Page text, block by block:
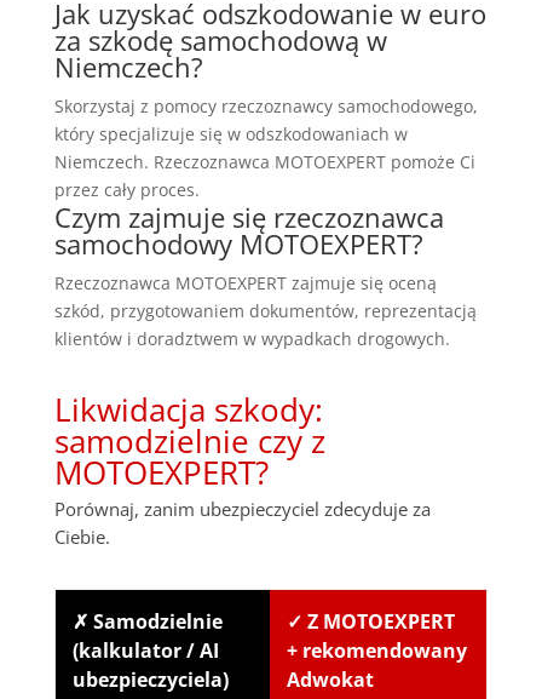
Jak uzyskać odszkodowanie w euro
za szkodę samochodową w
Niemczech?
Skorzystaj z pomocy rzeczoznawcy samochodowego,
który specjalizuje się w odszkodowaniach w
Niemczech. Rzeczoznawca MOTOEXPERT pomoże Ci
przez cały proces.
Czym zajmuje się rzeczoznawca
samochodowy MOTOEXPERT?
Rzeczoznawca MOTOEXPERT zajmuje się oceną
szkód, przygotowaniem dokumentów, reprezentacją
klientów i doradztwem w wypadkach drogowych.
Likwidacja szkody:
samodzielnie czy z
MOTOEXPERT?
Porównaj, zanim ubezpieczyciel zdecyduje za
Ciebie.
✗ Samodzielnie
(kalkulator / AI
ubezpieczyciela)
✓ Z MOTOEXPERT
+ rekomendowany
Adwokat